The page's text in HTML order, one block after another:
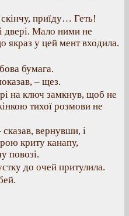
приїду… Геть!
двері. Мало ними не
якраз у цей мент входила.
бумага.
– щез.
на ключ замкнув, щоб не
тихої розмови не
вернувши, і
криту канапу,
повозі.
до очей притулила.